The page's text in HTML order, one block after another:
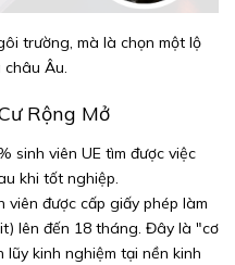
trường, mà là chọn một lộ
Âu.
Rộng Mở
sinh viên UE tìm được việc
khi tốt nghiệp.
viên được cấp giấy phép làm
lên đến 18 tháng. Đây là "cơ
kinh nghiệm tại nền kinh